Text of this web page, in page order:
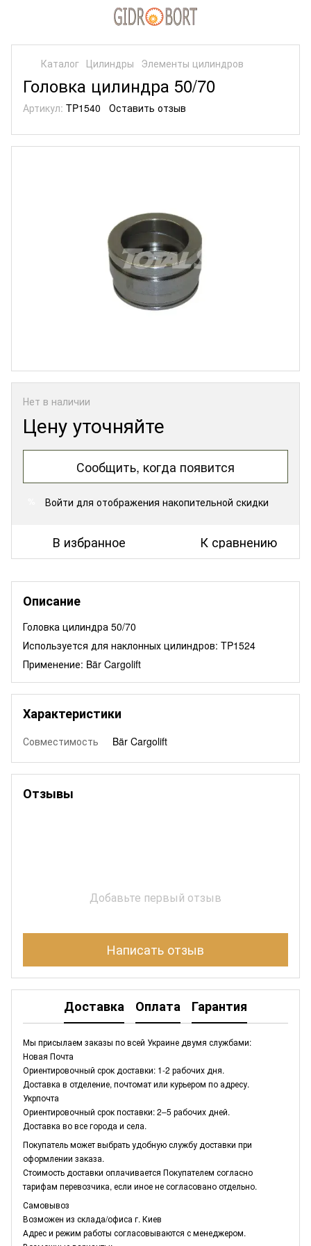
Каталог Цилиндры Элементы цилиндров
Головка цилиндра 50/70
Артикул: TP1540 Оставить отзыв
Нет в наличии
Цену уточняйте
Сообщить, когда появится
Войти для отображения накопительной скидки
В избранное К сравнению
Описание
Головка цилиндра 50/70
Используется для наклонных цилиндров: TP1524
Применение: Bär Cargolift
Характеристики
Совместимость Bär Cargolift
Отзывы
Добавьте первый отзыв
Написать отзыв
Доставка Оплата Гарантия
Мы присылаем заказы по всей Украине двумя службами:
Новая Почта
Ориентировочный срок доставки: 1-2 рабочих дня.
Доставка в отделение, почтомат или курьером по адресу.
Укрпочта
Ориентировочный срок поставки: 2–5 рабочих дней.
Доставка во все города и села.
Покупатель может выбрать удобную службу доставки при
оформлении заказа.
Стоимость доставки оплачивается Покупателем согласно
тарифам перевозчика, если иное не согласовано отдельно.
Самовывоз
Возможен из склада/офиса г. Киев
Адрес и режим работы согласовываются с менеджером.